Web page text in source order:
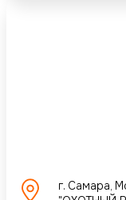
г. Самара,